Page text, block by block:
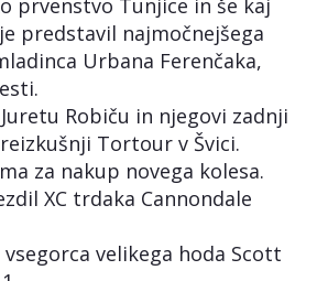
prvenstvo Tunjice in še kaj
predstavil najmočnejšega
Urbana Ferenčaka,
Robiču in njegovi zadnji
Tortour v Švici.
za nakup novega kolesa.
XC trdaka Cannondale
velikega hoda Scott